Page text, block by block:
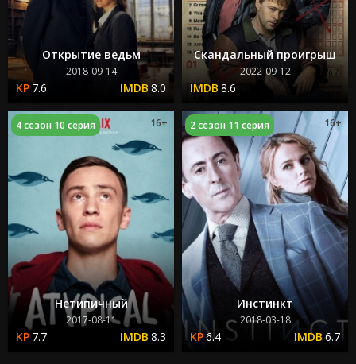
Открытие ведьм
2018-09-14
7.6 8.0
Скандальный проигрыш
2022-09-12
8.6
Нетипичный
2017-08-11
7.7 8.3
4 сезон 10 серия 16+
Инстинкт
2018-03-18
6.4 6.7
2 сезон 11 серия 16+